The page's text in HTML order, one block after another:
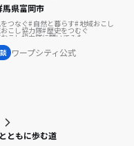
馬県富岡市
つなぐ 自然と暮らす 地域おこし
こし協力隊 歴史をつむぐ
こし協力隊に聞いてみた
ワープシティ公式
ともに歩む道